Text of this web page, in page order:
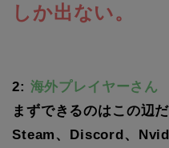
しか出ない。
2: 海外プレイヤーさん
まずできるのはこの辺だ
Steam、Discord、